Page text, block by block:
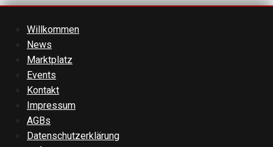
Willkommen
News
Marktplatz
Events
Kontakt
Impressum
AGBs
Datenschutzerklärung